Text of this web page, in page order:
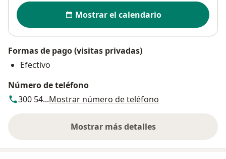
Disponibilidad
Mostrar el calendario
Formas de pago (visitas privadas)
Efectivo
Número de teléfono
300 54...Mostrar número de teléfono
Mostrar más detalles
sobre la dirección